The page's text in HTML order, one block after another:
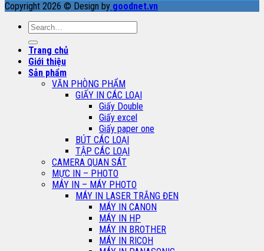
Copyright 2026 © Design by goodnet.vn
Search
for:
Trang chủ
Giới thiệu
Sản phẩm
VĂN PHÒNG PHẨM
GIẤY IN CÁC LOẠI
Giấy Double
Giấy excel
Giấy paper one
BÚT CÁC LOẠI
TẬP CÁC LOẠI
CAMERA QUAN SÁT
MỰC IN – PHOTO
MÁY IN – MÁY PHOTO
MÁY IN LASER TRẮNG ĐEN
MÁY IN CANON
MÁY IN HP
MÁY IN BROTHER
MÁY IN RICOH